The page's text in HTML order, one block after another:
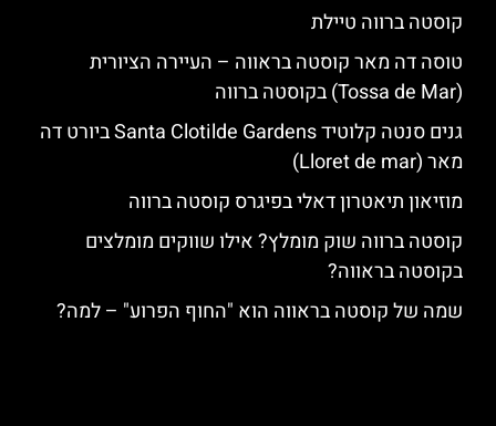
קוסטה ברווה טיילת
טוסה דה מאר קוסטה בראווה – העיירה הציורית
(Tossa de Mar) בקוסטה ברווה
גנים סנטה קלוטיד Santa Clotilde Gardens ביורט דה
מאר (Lloret de mar)
מוזיאון תיאטרון דאלי בפיגרס קוסטה ברווה
קוסטה ברווה שוק מומלץ? אילו שווקים מומלצים
בקוסטה בראווה?
שמה של קוסטה בראווה הוא "החוף הפרוע" – למה?